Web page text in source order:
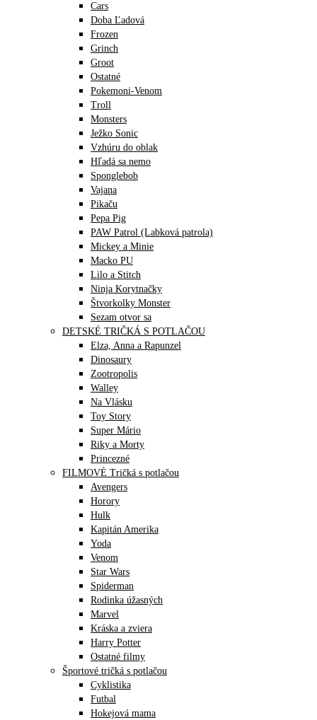
Cars
Doba Ľadová
Frozen
Grinch
Groot
Ostatné
Pokemoni-Venom
Troll
Monsters
Ježko Sonic
Vzhúru do oblak
Hľadá sa nemo
Sponglebob
Vajana
Pikaču
Pepa Pig
PAW Patrol (Labková patrola)
Mickey a Minie
Macko PU
Lilo a Stitch
Ninja Korytnačky
Štvorkolky Monster
Sezam otvor sa
DETSKÉ TRIČKÁ S POTLAČOU
Elza, Anna a Rapunzel
Dinosaury
Zootropolis
Walley
Na Vlásku
Toy Story
Super Mário
Riky a Morty
Princezné
FILMOVÉ Tričká s potlačou
Avengers
Horory
Hulk
Kapitán Amerika
Yoda
Venom
Star Wars
Spiderman
Rodinka úžasných
Marvel
Kráska a zviera
Harry Potter
Ostatné filmy
Športové tričká s potlačou
Cyklistika
Futbal
Hokejová mama